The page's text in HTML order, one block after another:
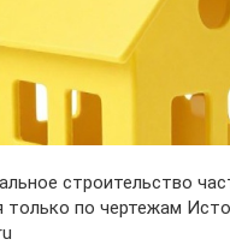
строительство
только по чертежам